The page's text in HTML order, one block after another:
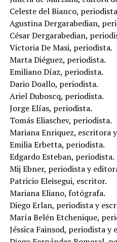
Celeste del Bianco,
Agustina Dergarabedian,
César Dergarabedian,
Victoria De Masi, periodista.
Marta Diéguez, periodista.
Emiliano Díaz, periodista.
Dario Doallo, periodista.
Ariel Duboscq, periodista.
Jorge Elías, periodista.
Tomás Eliaschev, periodista.
Mariana Enriquez, escritora
Emilia Erbetta, periodista.
Edgardo Esteban, periodista.
Mij Ebner, periodista y
Patricio Eleisegui, escritor.
Mariana Eliano, fotógrafa.
Diego Erlan, periodista y
María Belén Etchenique,
Jéssica Fainsod, periodista y